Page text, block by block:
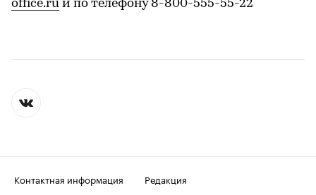
office.ru и по телефону 8-800-555-55-22
Контактная информация
Редакция